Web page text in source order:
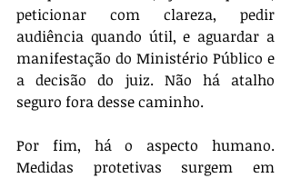
peticionar com clareza, pedir
audiência quando útil, e aguardar a
manifestação do Ministério Público e
a decisão do juiz. Não há atalho
seguro fora desse caminho.
Por fim, há o aspecto humano.
Medidas protetivas surgem em